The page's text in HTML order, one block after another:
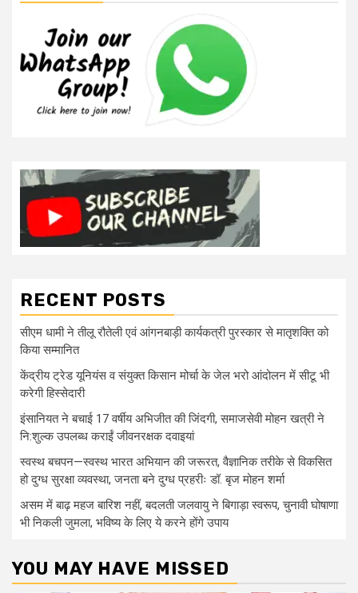
RECENT POSTS
सीएम धामी ने तीलू रौतेली एवं आंगनबाड़ी कार्यकत्री पुरस्कार से मातृशक्ति को
किया सम्मानित
केंद्रीय ट्रेड यूनियंस व संयुक्त किसान मोर्चा के जेल भरो आंदोलन में सीटू भी
करेगी हिस्सेदारी
इंसानियत ने बचाई 17 वर्षीय अभिजीत की जिंदगी, समाजसेवी मोहन खत्री ने
नि:शुल्क उपलब्ध कराईं जीवनरक्षक दवाइयां
स्वस्थ बचपन—स्वस्थ भारत अभियान की जरूरत, वैज्ञानिक तरीके से विकसित
हो दुग्ध सुरक्षा व्यवस्था, जनता बने दुग्ध प्रहरीः डॉ. बृज मोहन शर्मा
असम में बाढ़ महज बारिश नहीं, बदलती जलवायु ने बिगाड़ा स्वरूप, चुनावी घोषाणा
भी निकली जुमला, भविष्य के लिए ये करने होंगे उपाय
YOU MAY HAVE MISSED